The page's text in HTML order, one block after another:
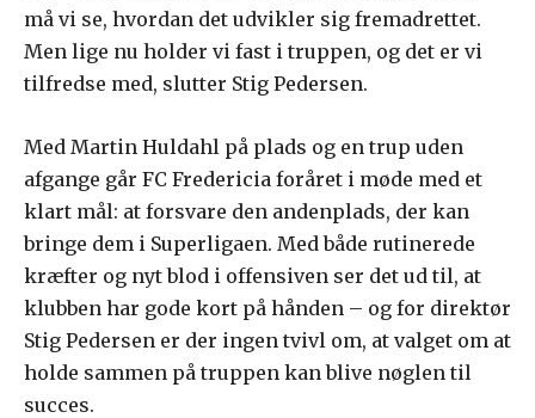
må vi se, hvordan det udvikler sig fremadrettet.
Men lige nu holder vi fast i truppen, og det er vi
tilfredse med, slutter Stig Pedersen.
Med Martin Huldahl på plads og en trup uden
afgange går FC Fredericia foråret i møde med et
klart mål: at forsvare den andenplads, der kan
bringe dem i Superligaen. Med både rutinerede
kræfter og nyt blod i offensiven ser det ud til, at
klubben har gode kort på hånden – og for direktør
Stig Pedersen er der ingen tvivl om, at valget om at
holde sammen på truppen kan blive nøglen til
succes.